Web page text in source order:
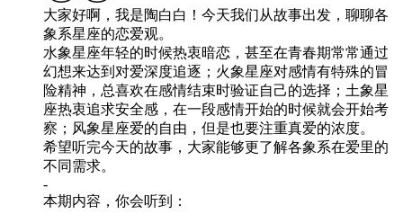
大家好啊，我是陶白白！今天我们从故事出发，聊聊各
象系星座的恋爱观。
水象星座年轻的时候热衷暗恋，甚至在青春期常常通过
幻想来达到对爱深度追逐；火象星座对感情有特殊的冒
险精神，总喜欢在感情结束时验证自己的选择；土象星
座热衷追求安全感，在一段感情开始的时候就会开始考
察；风象星座爱的自由，但是也要注重真爱的浓度。
希望听完今天的故事，大家能够更了解各象系在爱里的
不同需求。
-
本期内容，你会听到：